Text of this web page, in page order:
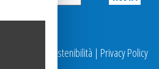
Report Sostenibilità | Privacy Policy